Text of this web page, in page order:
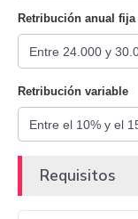
Retribución anual fija
Retribución variable
Requisitos